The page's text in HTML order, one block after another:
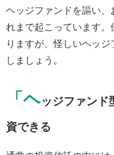
ヘッジファンドを謳い、
れまで起こっています
りますが、怪しいヘッ
しましょう。
「ヘッジファンド
資できる